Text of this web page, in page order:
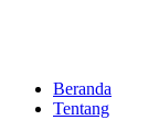
Beranda
Tentang